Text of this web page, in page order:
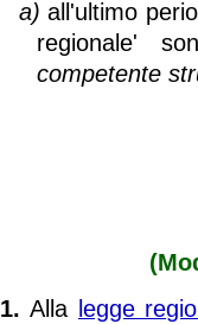
a)all'ultimo
regionale'
competente
1.Alla legge